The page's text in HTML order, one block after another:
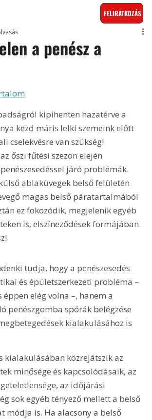
FELIRATKOZÁS
a penész a
kipihenten hazatérve a
kezd máris lelki szemeink előtt
cselekvésre van szükség!
őszi fűtési szezon elején
járó problémák.
ablaküvegek belső felületén
magas belső páratartalmából
ez fokozódik, megjelenik egyéb
is, elszíneződések formájában.
tudja, hogy a penészesedés
és épületszerkezeti probléma –
elég volna –, hanem a
penészgomba spórák belégzése
kialakulásához is
kialakulásában közrejátszik az
minősége és kapcsolódásaik, az
az időjárási
sok egyéb tényező mellett a belső
módja is. Ha alacsony a belső